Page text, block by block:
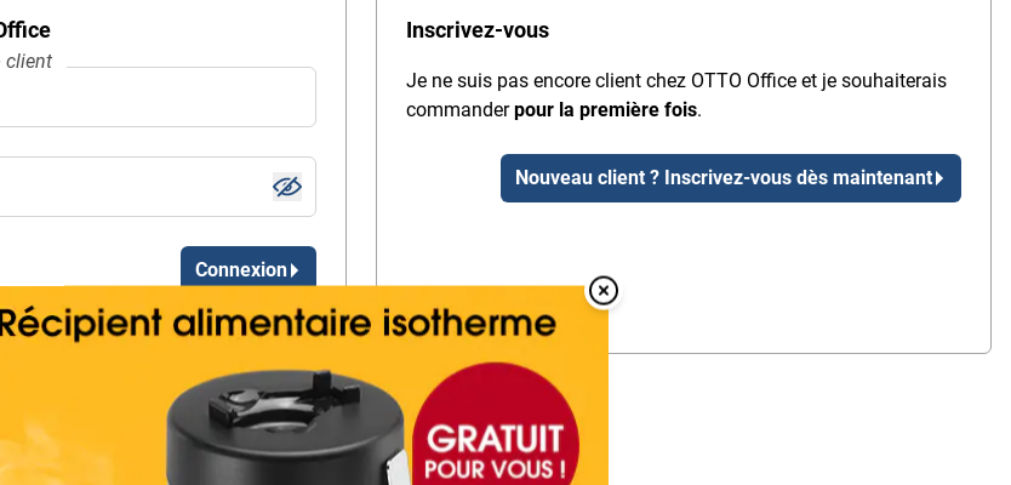
Overlay Fermer
client
Connexion
Inscrivez-vous
Je ne suis pas encore client chez OTTO Office et je souhaiterais
commanderpour la première fois.
Nouveau client ? Inscrivez-vous dès maintenant
donnés d’accès ?